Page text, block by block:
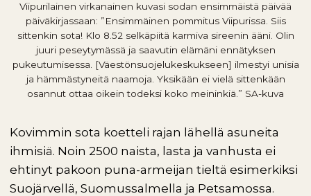
Viipurilainen virkanainen kuvasi sodan ensimmäistä päivää
päiväkirjassaan: ”Ensimmäinen pommitus Viipurissa. Siis
sittenkin sota! Klo 8.52 selkäpiitä karmiva sireenin ääni. Olin
juuri peseytymässä ja saavutin elämäni ennätyksen
pukeutumisessa. [Väestönsuojelukeskukseen] ilmestyi unisia
ja hämmästyneitä naamoja. Yksikään ei vielä sittenkään
osannut ottaa oikein todeksi koko meininkiä.” SA-kuva
Kovimmin sota koetteli rajan lähellä asuneita
ihmisiä. Noin 2500 naista, lasta ja vanhusta ei
ehtinyt pakoon puna-armeijan tieltä esimerkiksi
Suojärvellä, Suomussalmella ja Petsamossa.